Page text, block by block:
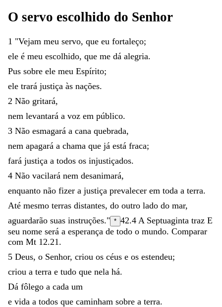
O servo escolhido do Senhor
1 "Vejam meu servo, que eu fortaleço;
ele é meu escolhido, que me dá alegria.
Pus sobre ele meu Espírito;
ele trará justiça às nações.
2 Não gritará,
nem levantará a voz em público.
3 Não esmagará a cana quebrada,
nem apagará a chama que já está fraca;
fará justiça a todos os injustiçados.
4 Não vacilará nem desanimará,
enquanto não fizer a justiça prevalecer em toda a terra.
Até mesmo terras distantes, do outro lado do mar,
aguardarão suas instruções." * 42.4 A Septuaginta traz E
seu nome será a esperança de todo o mundo. Comparar
com Mt 12.21.
5 Deus, o Senhor, criou os céus e os estendeu;
criou a terra e tudo que nela há.
Dá fôlego a cada um
e vida a todos que caminham sobre a terra.